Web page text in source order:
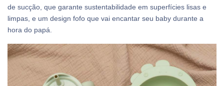
de sucção, que garante sustentabilidade em superfícies lisas e
limpas, e um design fofo que vai encantar seu baby durante a
hora do papá.